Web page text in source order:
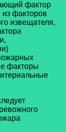
фактор
факторов
извещателя,
факторы